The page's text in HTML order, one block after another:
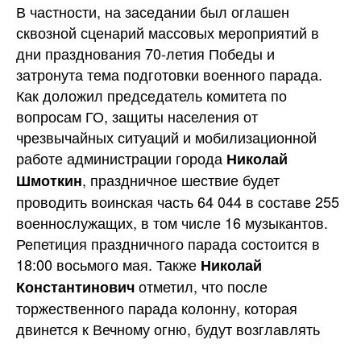
В частности, на заседании был оглашен
сквозной сценарий массовых мероприятий в
дни празднования 70-летия Победы и
затронута тема подготовки военного парада.
Как доложил председатель комитета по
вопросам ГО, защиты населения от
чрезвычайных ситуаций и мобилизационной
работе администрации города Николай
Шмоткин, праздничное шествие будет
проводить воинская часть 64 044 в составе 255
военнослужащих, в том числе 16 музыкантов.
Репетиция праздничного парада состоится в
18:00 восьмого мая. Также Николай
Константиновичотметил, что после
торжественного парада колонну, которая
двинется к Вечному огню, будут возглавлять